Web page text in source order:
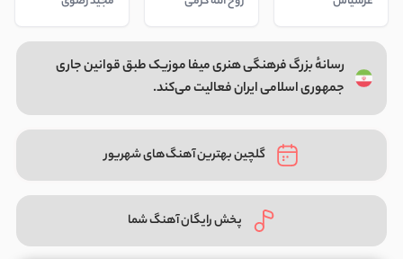
رسانهٔ بزرگ فرهنگی هنری میفا موزیک طبق قوانین جاری
جمهوری اسلامی ایران فعالیت می‌کند.
گلچین بهترین آهنگ‌های شهریور
پخش رایگان آهنگ شما